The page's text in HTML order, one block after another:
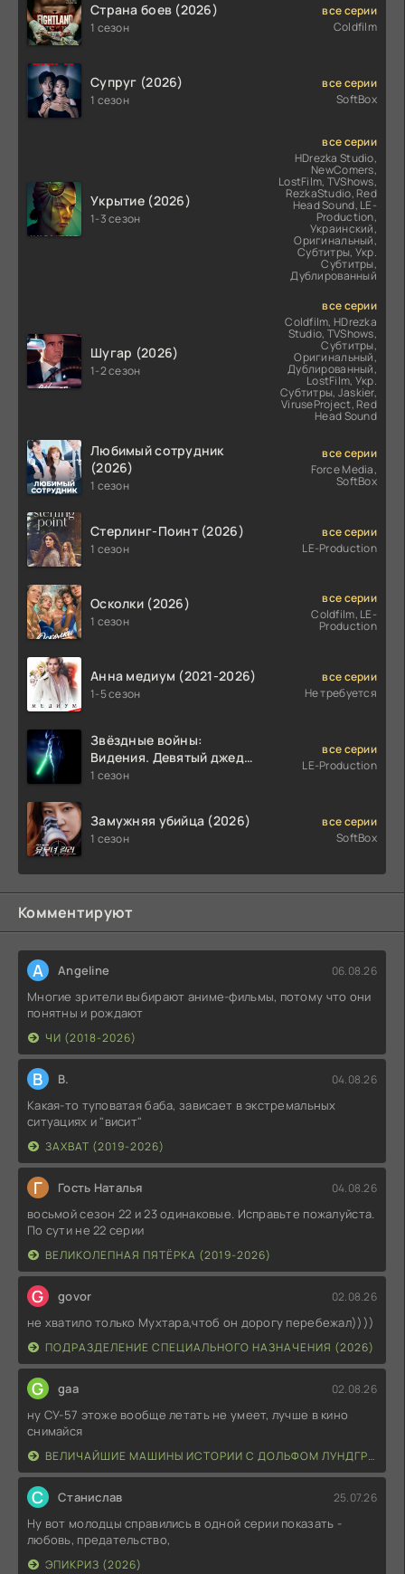
Страна боев (2026)
1 сезон
все серии
Coldfilm
Супруг (2026)
1 сезон
все серии
SoftBox
Укрытие (2026)
1-3 сезон
все серии
HDrezka Studio,
NewComers,
LostFilm, TVShows,
RezkaStudio, Red
Head Sound, LE-
Production,
Украинский,
Оригинальный,
Субтитры, Укр.
Субтитры,
Дублированный
Шугар (2026)
1-2 сезон
все серии
Coldfilm, HDrezka
Studio, TVShows,
Субтитры,
Оригинальный,
Дублированный,
LostFilm, Укр.
Субтитры, Jaskier,
ViruseProject, Red
Head Sound
Любимый сотрудник
(2026)
1 сезон
все серии
Force Media,
SoftBox
Стерлинг-Поинт (2026)
1 сезон
все серии
LE-Production
Осколки (2026)
1 сезон
все серии
Coldfilm, LE-
Production
Анна медиум (2021-2026)
1-5 сезон
все серии
Не требуется
Звёздные войны:
Видения. Девятый джедай
(2026)
1 сезон
все серии
LE-Production
Замужняя убийца (2026)
1 сезон
все серии
SoftBox
Комментируют
A Angeline 06.08.26
Многие зрители выбирают аниме-фильмы, потому что они
понятны и рождают
ЧИ (2018-2026)
В В. 04.08.26
Какая-то туповатая баба, зависает в экстремальных
ситуациях и "висит"
ЗАХВАТ (2019-2026)
Г Гость Наталья 04.08.26
восьмой сезон 22 и 23 одинаковые. Исправьте пожалуйста.
По сути не 22 серии
ВЕЛИКОЛЕПНАЯ ПЯТЁРКА (2019-2026)
G govor 02.08.26
не хватило только Мухтара,чтоб он дорогу перебежал))))
ПОДРАЗДЕЛЕНИЕ СПЕЦИАЛЬНОГО НАЗНАЧЕНИЯ (2026)
G gaa 02.08.26
ну СУ-57 этоже вообще летать не умеет, лучше в кино
снимайся
ВЕЛИЧАЙШИЕ МАШИНЫ ИСТОРИИ С ДОЛЬФОМ ЛУНДГРЕНОМ (2026)
С Станислав 25.07.26
Ну вот молодцы справились в одной серии показать -
любовь, предательство,
ЭПИКРИЗ (2026)